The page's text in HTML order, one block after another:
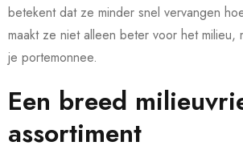
betekent dat ze minder snel vervangen
maakt ze niet alleen beter voor het milieu,
je portemonnee.
Een breed
assortiment